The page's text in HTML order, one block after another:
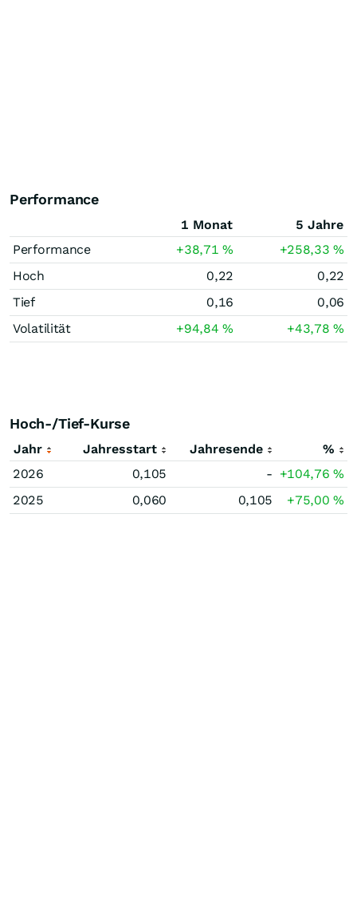
Performance
1 Monat
5 Jahre
Performance
+38,71% +258,33%
Hoch
0,22
0,22
Tief
0,16
0,06
Volatilität
+94,84% +43,78%
Hoch-/Tief-Kurse
Jahr Jahresstart Jahresende
%
2026
0,105 - +104,76%
2025
0,060 0,105 +75,00%